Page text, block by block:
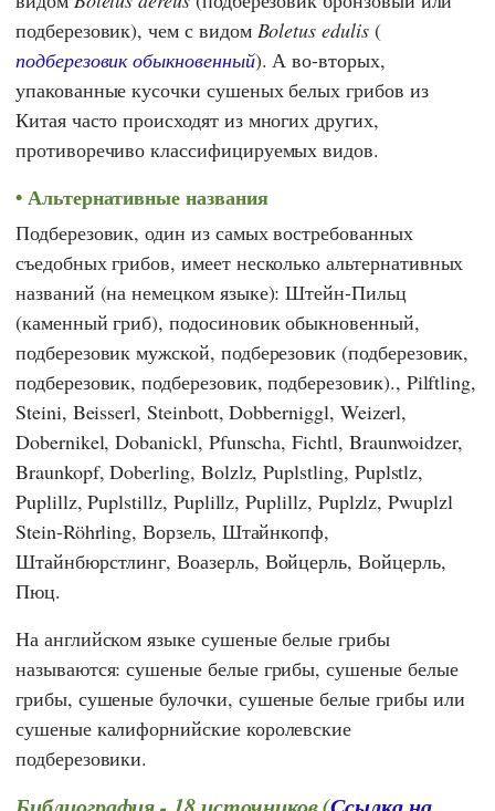
подберезовик), чем с видом Boletus edulis(
подберезовик обыкновенный). А во-вторых,
упакованные кусочки сушеных белых грибов из
Китая часто происходят из многих других,
противоречиво классифицируемых видов.
Альтернативные названия
Подберезовик, один из самых востребованных
съедобных грибов, имеет несколько альтернативных
названий (на немецком языке): Штейн-Пильц
(каменный гриб), подосиновик обыкновенный,
подберезовик мужской, подберезовик (подберезовик,
подберезовик, подберезовик, подберезовик)., Pilftling,
Steini, Beisserl, Steinbott, Dobberniggl, Weizerl,
Dobernikel, Dobanickl, Pfunscha, Fichtl, Braunwoidzer,
Braunkopf, Doberling, Bolzlz, Puplstling, Puplstlz,
Puplillz, Puplstillz, Puplillz, Puplillz, Puplzlz, Pwuplzl
Stein-Röhrling, Ворзель, Штайнкопф,
Штайнбюрстлинг, Воазерль, Войцерль, Войцерль,
Пюц.
На английском языке сушеные белые грибы
называются: сушеные белые грибы, сушеные белые
грибы, сушеные булочки, сушеные белые грибы или
сушеные калифорнийские королевские
подберезовики.